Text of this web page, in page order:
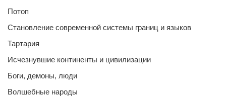
Потоп
Становление современной системы границ и языков
Тартария
Исчезнувшие континенты и цивилизации
Боги, демоны, люди
Волшебные народы